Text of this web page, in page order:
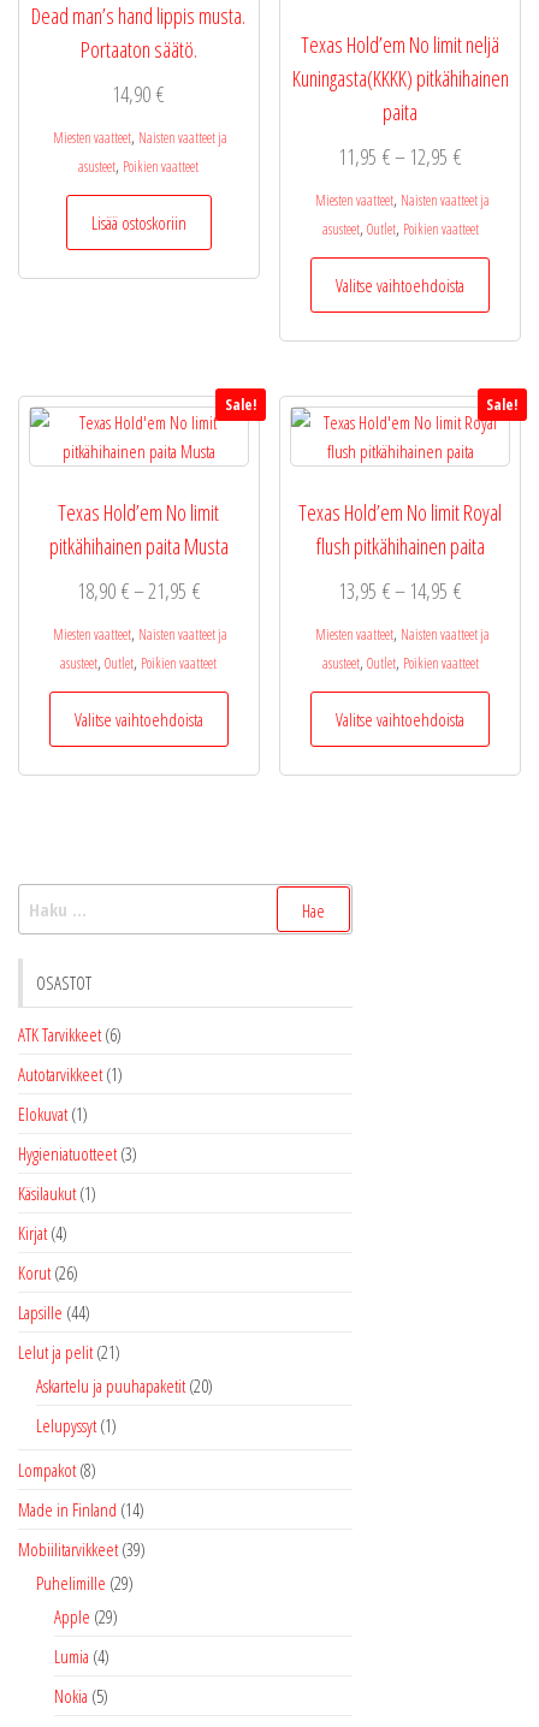
Dead man’s hand lippis musta.
Portaaton säätö.
14,90€
Miesten vaatteet, Naisten vaatteet ja
asusteet, Poikien vaatteet
Lisää ostoskoriin
Texas Hold’em No limit neljä
Kuningasta(KKKK) pitkähihainen
paita
11,95€– 12,95€
11,95 €
-
12,95 €
Miesten vaatteet, Naisten vaatteet ja
asusteet, Outlet, Poikien vaatteet
Valitse vaihtoehdoista
Tällä
Voit
valinnat
sivulla.
Sale!
Texas Hold’em No limit
pitkähihainen paita Musta
18,90 €–21,95 €Hintaluokka:
18,90 €
-
21,95 €
Miesten vaatteet, Naisten vaatteet ja
asusteet, Outlet, Poikien vaatteet
Valitse vaihtoehdoista
Tällä
tuotteen
Sale!
Texas Hold’em No limit Royal
flush pitkähihainen paita
13,95€– 14,95€
13,95 €
-
14,95 €
Miesten vaatteet, Naisten vaatteet ja
asusteet, Outlet, Poikien vaatteet
Valitse vaihtoehdoista
Tällä
OSASTOT
ATK Tarvikkeet (6)
Autotarvikkeet (1)
Elokuvat (1)
Hygieniatuotteet (3)
Käsilaukut (1)
Kirjat (4)
Korut (26)
Lapsille (44)
Lelut ja pelit (21)
Askartelu ja puuhapaketit (20)
Lelupyssyt (1)
Lompakot (8)
Made in Finland (14)
Mobiilitarvikkeet (39)
Puhelimille (29)
Apple (29)
Lumia (4)
Nokia (5)